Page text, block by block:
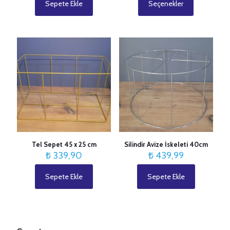
E-
posta
Sepete Ekle Seçenekler
ürünün
fazla
var.
ürün
sayfasından
seçilebilir
Tel Sepet 45 x 25 cm
₺ 339,90
Sepete Ekle
Silindir Avize İskeleti 40cm
₺439,99
Sepete Ekle